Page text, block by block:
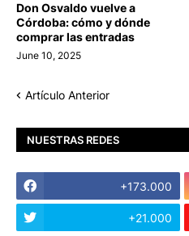
Don Osvaldo vuelve a
Córdoba: cómo y dónde
comprar las entradas
June 10, 2025
Artículo Anterior
NUESTRAS REDES
+173.000
+21.000